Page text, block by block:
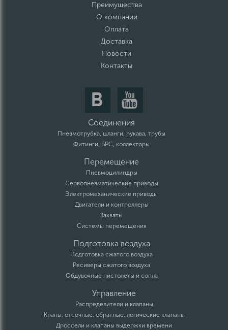
Преимущества
О компании
Оплата
Доставка
Новости
Контакты
Соединения
Пневмотрубка, шланги, рукава, трубы
Фитинги, БРС, коллекторы
Перемещение
Пневмоцилиндры
Сервопневматические приводы
Электромеханические приводы
Двигатели и контроллеры
Захваты
Системы перемещения
Подготовка воздуха
Подготовка сжатого воздуха
Ресиверы сжатого воздуха
Обдувочные пистолеты и сопла
Управление
Распределители и клапаны
Краны, отсечные, обратные, логические клапаны
Дроссели и клапаны выдержки времени